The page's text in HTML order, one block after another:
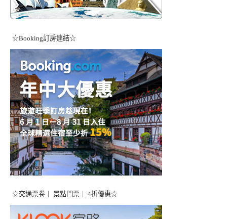
☆Booking訂房連結☆
☆交通票卷｜ 景點門票｜ 4折優惠☆